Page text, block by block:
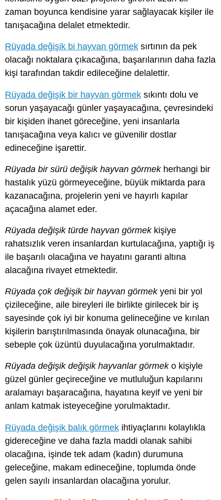
zaman boyunca kendisine yarar sağlayacak kişiler ile
tanışacağına delalet etmektedir.
Rüyada değişik bi hayvan görmek sırtının da pek
olacağı noktalara çıkacağına, başarılarının daha fazla
kişi tarafından takdir edileceğine delalettir.
Rüyada değişik bir hayvan görmek sıkıntı dolu ve
sorun yaşayacağı günler yaşayacağına, çevresindeki
bir kişiden ihanet göreceğine, yeni insanlarla
tanışacağına veya kalıcı ve güvenilir dostlar
edineceğine işarettir.
Rüyada bir sürü değişik hayvan görmekherhangi bir
hastalık yüzü görmeyeceğine, büyük miktarda para
kazanacağına, projelerin yeni ve hayırlı kapılar
açacağına alamet eder.
Rüyada değişik türde hayvan görmekkişiye
rahatsızlık veren insanlardan kurtulacağına, yaptığı iş
ile başarılı olacağına ve hayatını garanti altına
alacağına rivayet etmektedir.
Rüyada çok değişik bir hayvan görmekyeni bir yol
çizileceğine, aile bireyleri ile birlikte girilecek bir iş
sayesinde çok iyi bir konuma gelineceğine ve kırılan
kişilerin barıştırılmasında önayak olunacağına, bir
sebeple çok üzüntü duyulacağına yorulmaktadır.
Rüyada değişik değişik hayvanlar görmeko kişiyle
güzel günler geçireceğine ve mutluluğun kapılarını
aralamayı başaracağına, hayatına keyif ve yeni bir
anlam katmak isteyeceğine yorulmaktadır.
Rüyada değişik balık görmek ihtiyaçlarını kolaylıkla
gidereceğine ve daha fazla maddi olanak sahibi
olacağına, işinde tek adam (kadın) durumuna
geleceğine, makam edineceğine, toplumda önde
gelen sayılı insanlardan olacağına yorulur.